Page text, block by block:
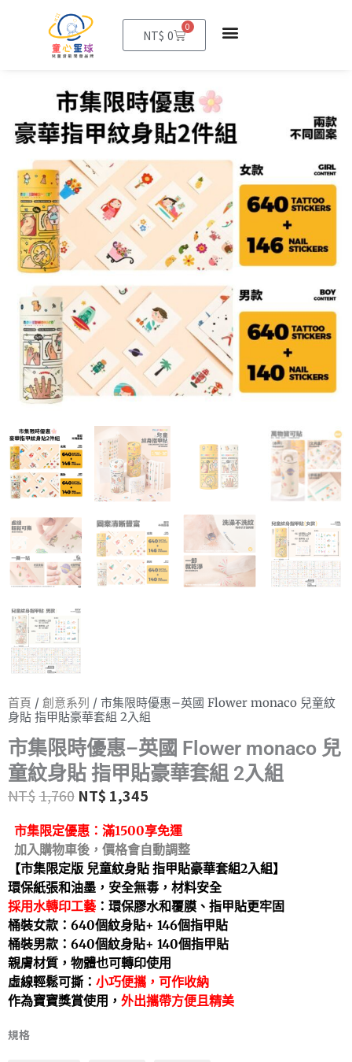
NT$ 0
0
購
物
首頁 / 創意系列 / 市集限時優惠–英國 Flower monaco 兒童紋
身貼 指甲貼豪華套組 2入組
市集限時優惠–英國 Flower monaco 兒
童紋身貼 指甲貼豪華套組 2入組
NT$1,760 NT$ 1,345
市集限定優惠： 滿1500享免運
加入購物車後，價格會自動調整
【市集限定版 兒童紋身貼 指甲貼豪華套組2入組】
環保紙張和油墨，安全無毒，材料安全
採用水轉印工藝 ：環保膠水和覆膜、指甲貼更牢固
桶裝女款：640個紋身貼+ 146個指甲貼
桶裝男款：640個紋身貼+ 140個指甲貼
親膚材質，物體也可轉印使用
虛線輕鬆可撕： 小巧便攜，可作收納
作為寶寶獎賞使用， 外出攜帶方便且精美
規格